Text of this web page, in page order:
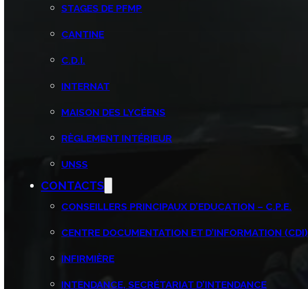
STAGES DE PFMP
CANTINE
C.D.I.
INTERNAT
MAISON DES LYCÉENS
RÈGLEMENT INTÉRIEUR
UNSS
CONTACTS
CONSEILLERS PRINCIPAUX D’EDUCATION – C.P.E.
CENTRE DOCUMENTATION ET D’INFORMATION (CDI)
INFIRMIÈRE
INTENDANCE, SECRÉTARIAT D’INTENDANCE